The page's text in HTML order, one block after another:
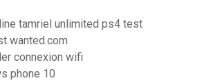
tamriel unlimited ps4 test
wanted.com
connexion wifi
phone 10